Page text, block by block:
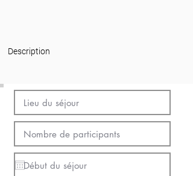
Description